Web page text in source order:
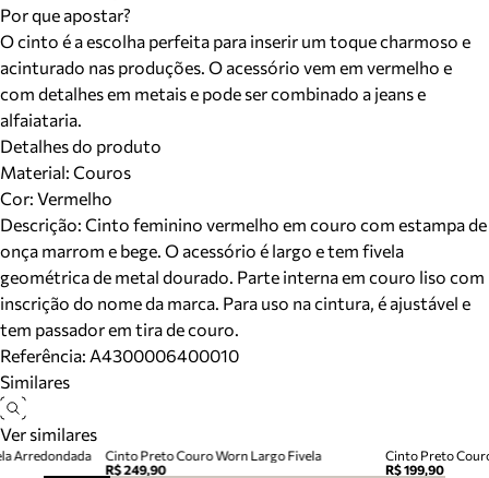
Por que apostar?
O cinto é a escolha perfeita para inserir um toque charmoso e
acinturado nas produções. O acessório vem em vermelho e
com detalhes em metais e pode ser combinado a jeans e
alfaiataria.
Detalhes do produto
Material: Couros
Cor: Vermelho
Descrição: Cinto feminino vermelho em couro com estampa de
onça marrom e bege. O acessório é largo e tem fivela
geométrica de metal dourado. Parte interna em couro liso com
inscrição do nome da marca. Para uso na cintura, é ajustável e
tem passador em tira de couro.
Referência: A4300006400010
Similares
Ver similares
Cinto Preto Couro Worn Largo Fivela
R$ 249,90
Cinto Preto
R$ 199,90
Arredondada